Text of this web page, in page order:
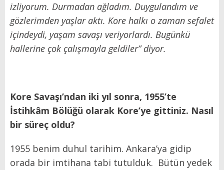
izliyorum. Durmadan ağladım. Duygulandım ve
gözlerimden yaşlar aktı. Kore halkı o zaman sefalet
içindeydi, yaşam savaşı veriyorlardı. Bugünkü
hallerine çok çalışmayla geldiler” diyor.
Kore Savaşı’ndan iki yıl sonra, 1955’te
İstihkâm Bölüğü olarak Kore’ye gittiniz. Nasıl
bir süreç oldu?
1955 benim duhul tarihim. Ankara’ya gidip
orada bir imtihana tabi tutulduk. Bütün yedek